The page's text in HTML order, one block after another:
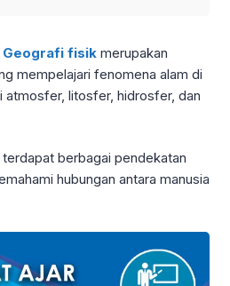
Geografi fisik merupakan
mempelajari fenomena alam di
atmosfer, litosfer, hidrosfer, dan
berbagai pendekatan
hubungan antara manusia